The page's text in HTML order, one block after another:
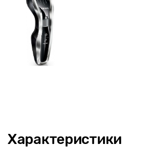
Характеристики